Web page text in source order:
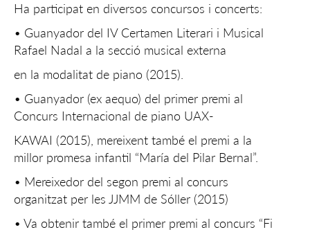
Ha participat en diversos concursos i concerts:
• Guanyador del IV Certamen Literari i Musical
Rafael Nadal a la secció musical externa
en la modalitat de piano (2015).
• Guanyador (ex aequo) del primer premi al
Concurs Internacional de piano UAX-
KAWAI (2015), mereixent també el premi a la
millor promesa infantil “María del Pilar Bernal”.
• Mereixedor del segon premi al concurs
organitzat per les JJMM de Sóller (2015)
• Va obtenir també el primer premi al concurs “Fi